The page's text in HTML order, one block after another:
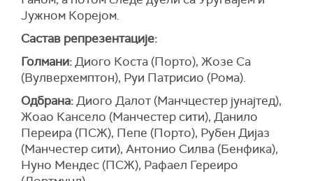
Јужном Корејом.
Састав репрезентације:
Голмани:Диого Коста (Порто), Жозе Са
(Вулверхемптон), Руи Патрисио (Рома).
Одбрана:Диого Далот (Манчцестер јунајтед),
Жоао Кансело (Манчестер сити), Данило
Переира (ПСЖ), Пепе (Порто), Рубен Дијаз
(Манчестер сити), Антонио Силва (Бенфика),
Нуно Мендес (ПСЖ), Рафаел Гереиро